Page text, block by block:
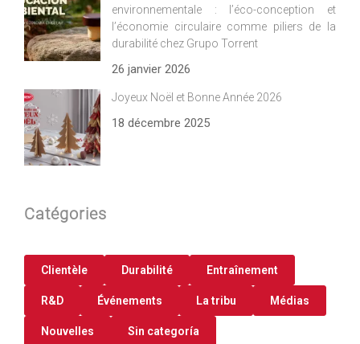
environnementale : l’éco-conception et
l’économie circulaire comme piliers de la
durabilité chez Grupo Torrent
26 janvier 2026
Joyeux Noël et Bonne Année 2026
18 décembre 2025
Catégories
Clientèle Durabilité Entraînement
R&D Événements La tribu Médias
Nouvelles Sin categoría